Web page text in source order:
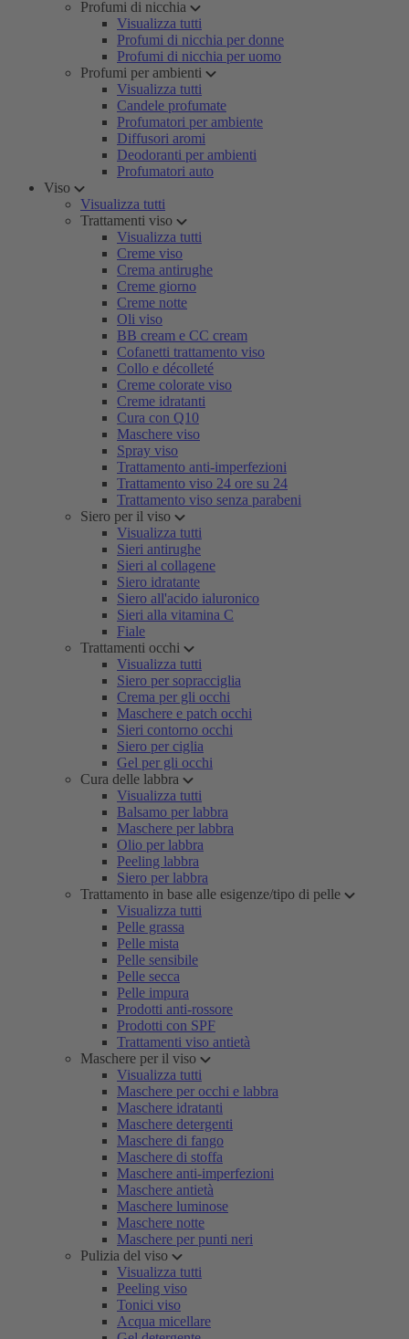
Profumi di nicchia
Visualizza tutti
Profumi di nicchia per donne
Profumi di nicchia per uomo
Profumi per ambienti
Visualizza tutti
Candele profumate
Profumatori per ambiente
Diffusori aromi
Deodoranti per ambienti
Profumatori auto
Viso
Visualizza tutti
Trattamenti viso
Visualizza tutti
Creme viso
Crema antirughe
Creme giorno
Creme notte
Oli viso
BB cream e CC cream
Cofanetti trattamento viso
Collo e décolleté
Creme colorate viso
Creme idratanti
Cura con Q10
Maschere viso
Spray viso
Trattamento anti-imperfezioni
Trattamento viso 24 ore su 24
Trattamento viso senza parabeni
Siero per il viso
Visualizza tutti
Sieri antirughe
Sieri al collagene
Siero idratante
Siero all'acido ialuronico
Sieri alla vitamina C
Fiale
Trattamenti occhi
Visualizza tutti
Siero per sopracciglia
Crema per gli occhi
Maschere e patch occhi
Sieri contorno occhi
Siero per ciglia
Gel per gli occhi
Cura delle labbra
Visualizza tutti
Balsamo per labbra
Maschere per labbra
Olio per labbra
Peeling labbra
Siero per labbra
Trattamento in base alle esigenze/tipo di pelle
Visualizza tutti
Pelle grassa
Pelle mista
Pelle sensibile
Pelle secca
Pelle impura
Prodotti anti-rossore
Prodotti con SPF
Trattamenti viso antietà
Maschere per il viso
Visualizza tutti
Maschere per occhi e labbra
Maschere idratanti
Maschere detergenti
Maschere di fango
Maschere di stoffa
Maschere anti-imperfezioni
Maschere antietà
Maschere luminose
Maschere notte
Maschere per punti neri
Pulizia del viso
Visualizza tutti
Peeling viso
Tonici viso
Acqua micellare